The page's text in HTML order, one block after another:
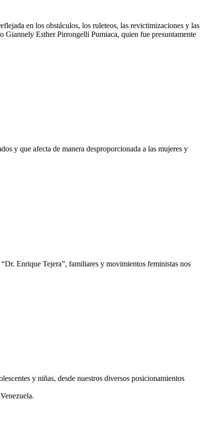
en los obstáculos, los ruleteos, las revictimizaciones y las
Giannely Esther Pirrongelli Pumiaca, quien fue presuntamente
y que afecta de manera desproporcionada a las mujeres y
Enrique Tejera”, familiares y movimientos feministas nos
y niñas, desde nuestros diversos posicionamientos